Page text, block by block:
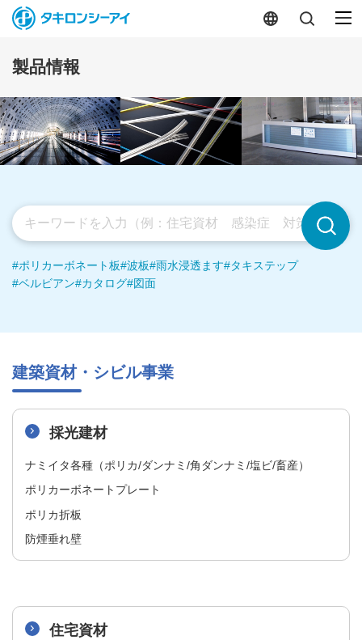
製品情報
#ポリカーボネート板#波板#雨水浸透ます#タキステップ
#ベルビアン#カタログ#図面
建築資材・シビル事業
採光建材
ナミイタ各種（ポリカ/ダンナミ/角ダンナミ/塩ビ/畜産​）
ポリカーボネートプレート​
ポリカ折板​
防煙垂れ壁
住宅資材